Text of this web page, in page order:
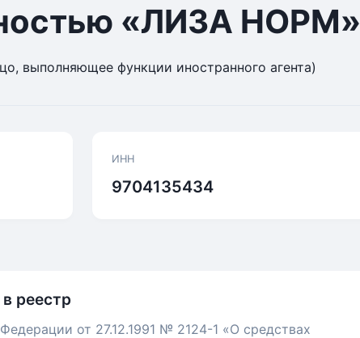
«ЛИЗА НОРМ»
выполняющее функции иностранного агента)
ИНН
9704135434
реестр
от 27.12.1991 № 2124-1 «О средствах